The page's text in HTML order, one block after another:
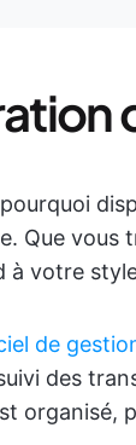
Que vous
à votre
de
des
organisé,